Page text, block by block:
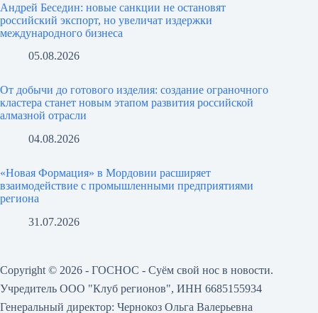
Андрей Беседин: новые санкции не остановят
российский экспорт, но увеличат издержки
международного бизнеса
05.08.2026
От добычи до готового изделия: создание ограночного
кластера станет новым этапом развития российской
алмазной отрасли
04.08.2026
«Новая Формация» в Мордовии расширяет
взаимодействие с промышленными предприятиями
региона
31.07.2026
Copyright © 2026 - ГОСНОС - Суём свой нос в новости.
Учредитель ООО "Клуб регионов", ИНН 6685155934
Генеральный директор: Чернокоз Ольга Валерьевна